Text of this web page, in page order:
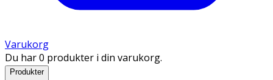
Varukorg
Du har 0 produkter i din varukorg.
Produkter